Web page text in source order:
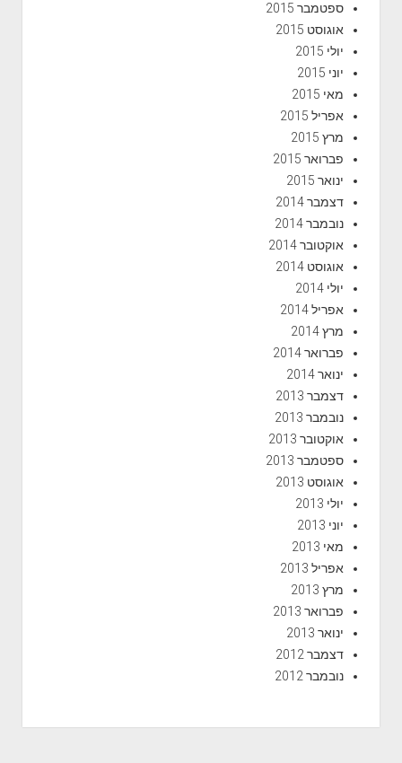
ספטמבר 2015
אוגוסט 2015
יולי 2015
יוני 2015
מאי 2015
אפריל 2015
מרץ 2015
פברואר 2015
ינואר 2015
דצמבר 2014
נובמבר 2014
אוקטובר 2014
אוגוסט 2014
יולי 2014
אפריל 2014
מרץ 2014
פברואר 2014
ינואר 2014
דצמבר 2013
נובמבר 2013
אוקטובר 2013
ספטמבר 2013
אוגוסט 2013
יולי 2013
יוני 2013
מאי 2013
אפריל 2013
מרץ 2013
פברואר 2013
ינואר 2013
דצמבר 2012
נובמבר 2012